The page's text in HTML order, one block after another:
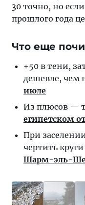
30 точно, но
прошлого года
Что еще
+50 в тени,
дешевле, чем
июле
Из плюсов —
египетском
При
чертить круги
Шарм-эль-